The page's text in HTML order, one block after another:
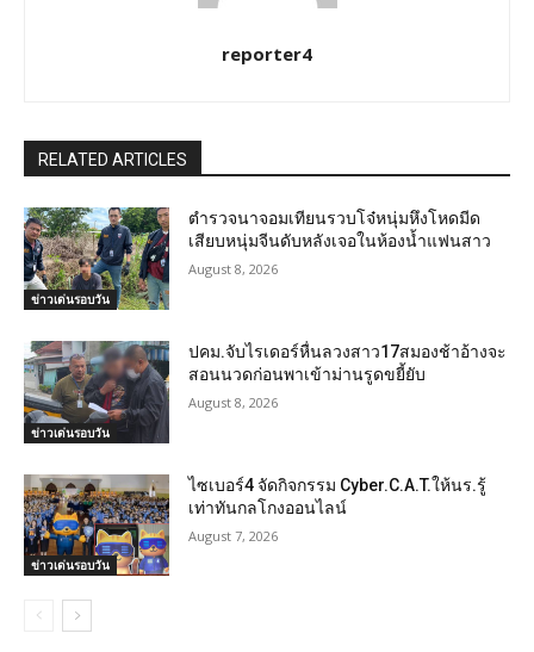
reporter4
RELATED ARTICLES
ข่าวเด่นรอบวัน
ตำรวจนาจอมเทียนรวบโจ๋หนุ่มหึงโหดมีด
เสียบหนุ่มจีนดับหลังเจอในห้องน้ำแฟนสาว
August 8, 2026
ข่าวเด่นรอบวัน
ปคม.จับไรเดอร์หื่นลวงสาว17สมองช้าอ้างจะ
สอนนวดก่อนพาเข้าม่านรูดขยี้ยับ
August 8, 2026
ข่าวเด่นรอบวัน
ไซเบอร์4 จัดกิจกรรม Cyber.C.A.T.ให้นร.รู้
เท่าทันกลโกงออนไลน์
August 7, 2026